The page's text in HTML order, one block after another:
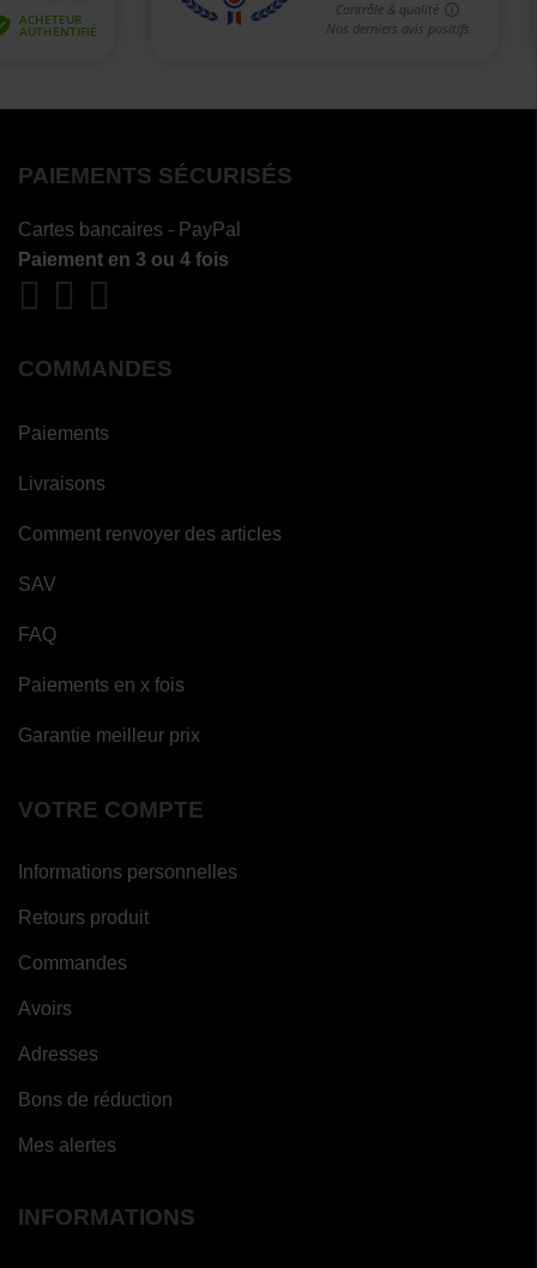
PAIEMENTS SÉCURISÉS
Cartes bancaires - PayPal
Paiement en 3 ou 4 fois
COMMANDES
Paiements
Livraisons
Comment renvoyer des articles
SAV
FAQ
Paiements en x fois
Garantie meilleur prix
VOTRE COMPTE
Informations personnelles
Retours produit
Commandes
Avoirs
Adresses
Bons de réduction
Mes alertes
INFORMATIONS